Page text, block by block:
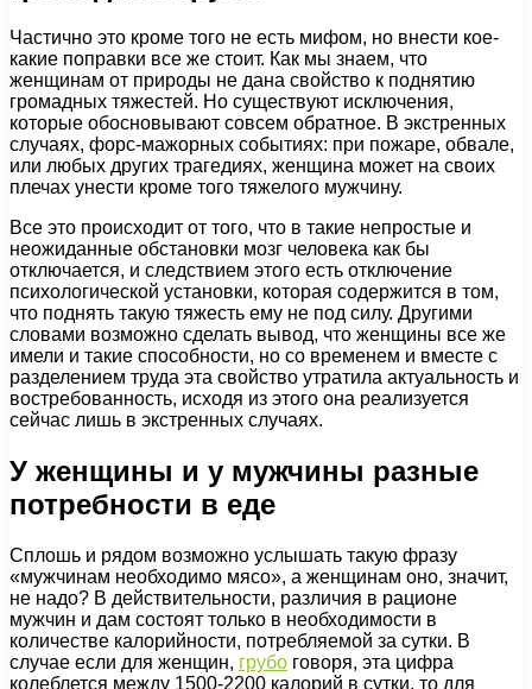
Частично это кроме того не есть мифом, но внести кое-
какие поправки все же стоит. Как мы знаем, что
женщинам от природы не дана свойство к поднятию
громадных тяжестей. Но существуют исключения,
которые обосновывают совсем обратное. В экстренных
случаях, форс-мажорных событиях: при пожаре, обвале,
или любых других трагедиях, женщина может на своих
плечах унести кроме того тяжелого мужчину.
Все это происходит от того, что в такие непростые и
неожиданные обстановки мозг человека как бы
отключается, и следствием этого есть отключение
психологической установки, которая содержится в том,
что поднять такую тяжесть ему не под силу. Другими
словами возможно сделать вывод, что женщины все же
имели и такие способности, но со временем и вместе с
разделением труда эта свойство утратила актуальность и
востребованность, исходя из этого она реализуется
сейчас лишь в экстренных случаях.
У женщины и у мужчины разные
потребности в еде
Сплошь и рядом возможно услышать такую фразу
«мужчинам необходимо мясо», а женщинам оно, значит,
не надо? В действительности, различия в рационе
мужчин и дам состоят только в необходимости в
количестве калорийности, потребляемой за сутки. В
случае если для женщин, грубо говоря, эта цифра
колеблется между 1500-2200 калорий в сутки, то для